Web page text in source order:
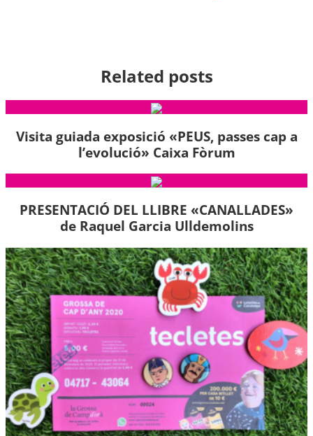
Related posts
Visita guiada exposició «PEUS, passes cap a
l’evolució» Caixa Fòrum
PRESENTACIÓ DEL LLIBRE «CANALLADES»
de Raquel Garcia Ulldemolins